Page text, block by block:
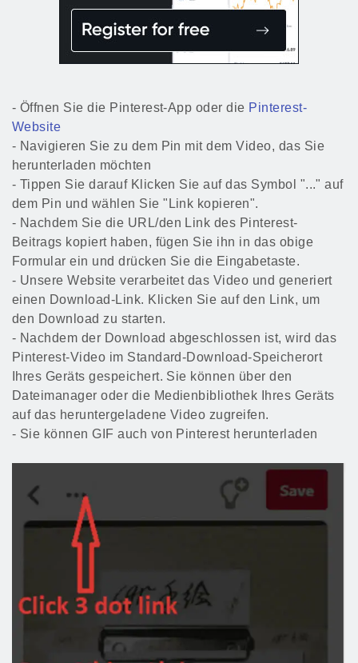
- Öffnen Sie die Pinterest-App oder die Pinterest-
Website
- Navigieren Sie zu dem Pin mit dem Video, das Sie
herunterladen möchten
- Tippen Sie darauf Klicken Sie auf das Symbol "..." auf
dem Pin und wählen Sie "Link kopieren".
- Nachdem Sie die URL/den Link des Pinterest-
Beitrags kopiert haben, fügen Sie ihn in das obige
Formular ein und drücken Sie die Eingabetaste.
- Unsere Website verarbeitet das Video und generiert
einen Download-Link. Klicken Sie auf den Link, um
den Download zu starten.
- Nachdem der Download abgeschlossen ist, wird das
Pinterest-Video im Standard-Download-Speicherort
Ihres Geräts gespeichert. Sie können über den
Dateimanager oder die Medienbibliothek Ihres Geräts
auf das heruntergeladene Video zugreifen.
- Sie können GIF auch von Pinterest herunterladen